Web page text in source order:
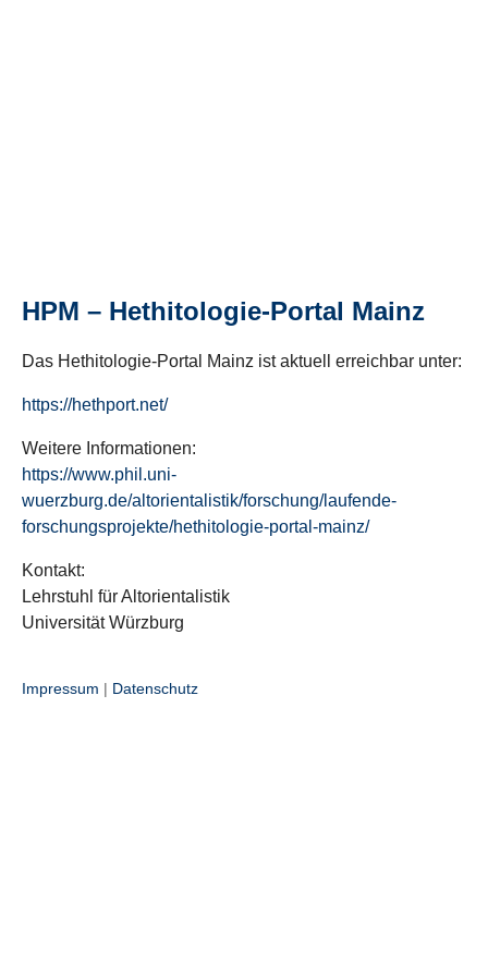
HPM – Hethitologie-Portal Mainz
Das Hethitologie-Portal Mainz ist aktuell erreichbar unter:
https://hethport.net/
Weitere Informationen:
https://www.phil.uni-
wuerzburg.de/altorientalistik/forschung/laufende-
forschungsprojekte/hethitologie-portal-mainz/
Kontakt:
Lehrstuhl für Altorientalistik
Universität Würzburg
Impressum | Datenschutz